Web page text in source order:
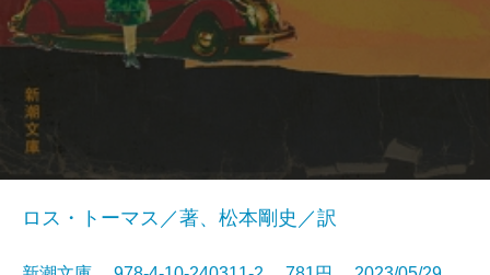
ロス・トーマス／著、松本剛史／訳